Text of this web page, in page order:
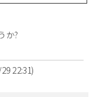
か?
22:31)